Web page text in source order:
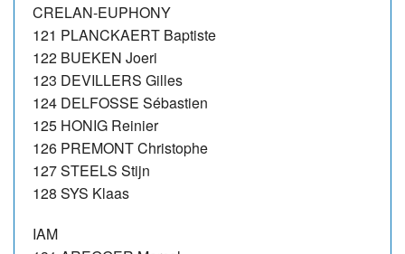
CRELAN-EUPHONY
121 PLANCKAERT Baptiste
122 BUEKEN Joeri
123 DEVILLERS Gilles
124 DELFOSSE Sébastien
125 HONIG Reinier
126 PREMONT Christophe
127 STEELS Stijn
128 SYS Klaas
IAM